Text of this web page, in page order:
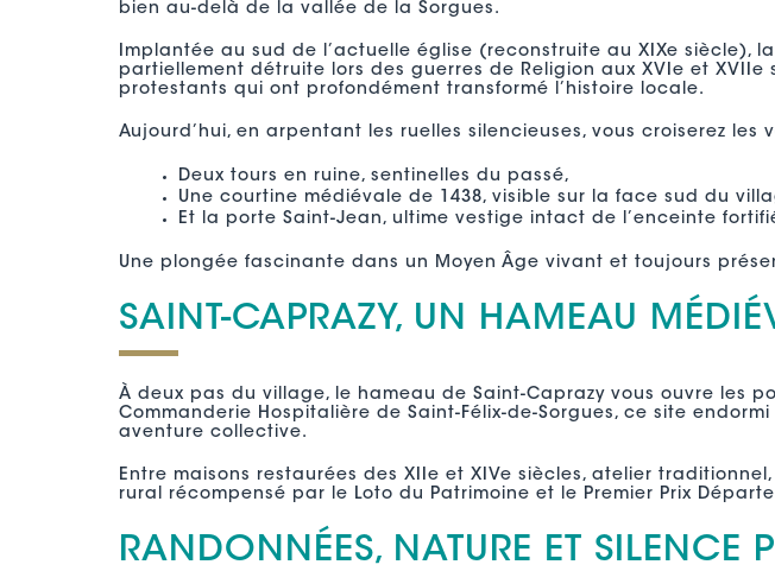
bien au-delà de la vallée de la Sorgues.
Implantée au sud de l’actuelle église (reconstruite au XIXe siècle),
partiellement détruite lors des guerres de Religion aux XVIe et
protestants qui ont profondément transformé l’histoire locale.
Aujourd’hui, en arpentant les ruelles silencieuses, vous croiserez
Deux tours en ruine, sentinelles du passé,
Une courtine médiévale de 1438, visible sur la face sud du
Et la porte Saint-Jean, ultime vestige intact de l’enceinte
Une plongée fascinante dans un Moyen Âge vivant et toujours
SAINT-CAPRAZY, UN HAMEAU
À deux pas du village, le hameau de Saint-Caprazy vous ouvre les
Commanderie Hospitalière de Saint-Félix-de-Sorgues, ce site
aventure collective.
Entre maisons restaurées des XIIe et XIVe siècles, atelier
rural récompensé par le Loto du Patrimoine et le Premier Prix
RANDONNÉES, NATURE ET SILENCE